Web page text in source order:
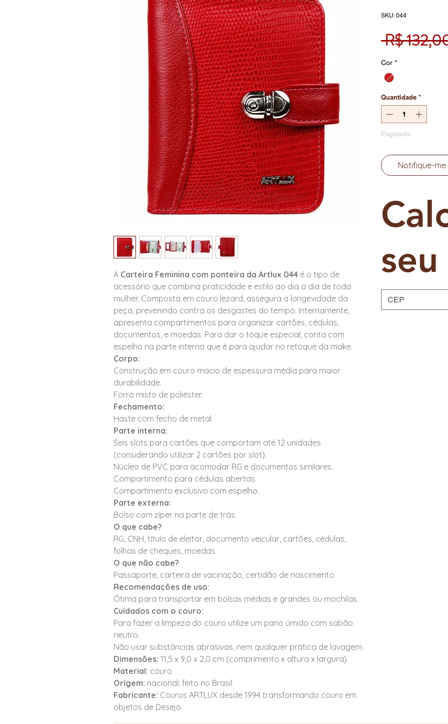
A Carteira Feminina com ponteira da Artlux 044 é o tipo de
acessório que combina praticidade e estilo ao dia a dia de toda
mulher. Composta em couro lezard, assegura a longevidade da
peça, prevenindo contra os desgastes do tempo. Internamente,
apresenta compartimentos para organizar cartões, cédulas,
documentos, e moedas. Para dar o toque especial, conta com
espelho na parte interna que é para ajudar no retoque da make.
Corpo:
Construção em couro macio de espessura média para maior
durabilidade.
Forro misto de poliéster.
Fechamento:
Haste com fecho de metal.
Parte interna:
Seis slots para cartões que comportam até 12 unidades
(considerando utilizar 2 cartões por slot).
Núcleo de PVC para acomodar RG e documentos similares.
Compartimento para cédulas abertas.
Compartimento exclusivo com espelho.
Parte externa:
Bolso com zíper na parte de trás.
O que cabe?
RG, CNH, título de eleitor, documento veicular, cartões, cédulas,
folhas de cheques, moedas.
O que não cabe?
Passaporte, carteira de vacinação, certidão de nascimento.
Recomendações de uso:
Ótima para transportar em bolsas médias e grandes ou mochilas.
Cuidados com o couro:
Para fazer a limpeza do couro utilize um pano úmido com sabão
neutro.
Não usar substâncias abrasivas, nem qualquer prática de lavagem.
Dimensões: 11,5 x 9,0 x 2,0 cm (comprimento x altura x largura)
Material: couro
Origem: nacional; feito no Brasil.
Fabricante: Couros ARTLUX desde 1994 transformando couro em
objetos de Desejo.
SKU: 044
R$
Cor *
Quantidade *
Esgotado
Notifique-